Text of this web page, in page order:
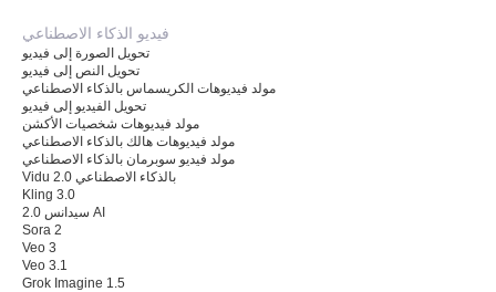
فيديو الذكاء الاصطناعي
تحويل الصورة إلى فيديو
تحويل النص إلى فيديو
مولد فيديوهات الكريسماس بالذكاء الاصطناعي
تحويل الفيديو إلى فيديو
مولد فيديوهات شخصيات الأكشن
مولد فيديوهات هالك بالذكاء الاصطناعي
مولد فيديو سوبرمان بالذكاء الاصطناعي
Vidu 2.0 بالذكاء الاصطناعي
Kling 3.0
سيدانس 2.0 AI
Sora 2
Veo 3
Veo 3.1
Grok Imagine 1.5